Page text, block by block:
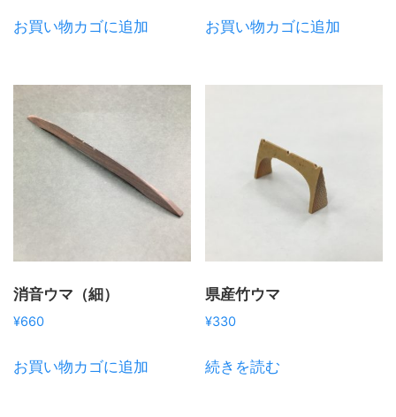
お買い物カゴに追加 お買い物カゴに追加
消音ウマ（細）
¥660
お買い物カゴに追加
県産竹ウマ
¥330
続きを読む